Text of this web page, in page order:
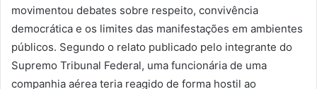
movimentou debates sobre respeito, convivência
democrática e os limites das manifestações em ambientes
públicos. Segundo o relato publicado pelo integrante do
Supremo Tribunal Federal, uma funcionária de uma
companhia aérea teria reagido de forma hostil ao